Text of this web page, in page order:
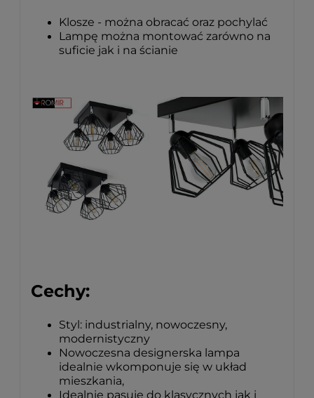
Klosze - można obracać oraz pochylać
Lampę można montować zarówno na
suficie jak i na ścianie
Cechy:
Styl: industrialny, nowoczesny,
modernistyczny
Nowoczesna designerska lampa
idealnie wkomponuje się w układ
mieszkania,
Idealnie pasuje do klasycznych jak i